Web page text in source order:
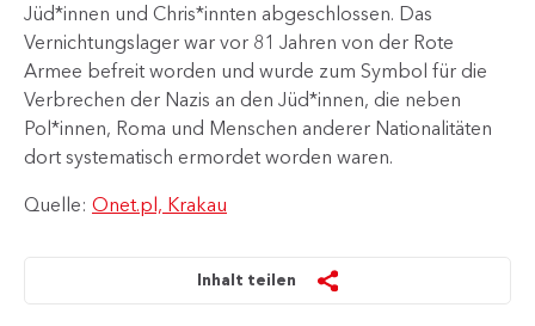
Jüd*innen und Chris*innten abgeschlossen. Das
Vernichtungslager war vor 81 Jahren von der Rote
Armee befreit worden und wurde zum Symbol für die
Verbrechen der Nazis an den Jüd*innen, die neben
Pol*innen, Roma und Menschen anderer Nationalitäten
dort systematisch ermordet worden waren.
Quelle: Onet.pl, Krakau
Inhalt teilen